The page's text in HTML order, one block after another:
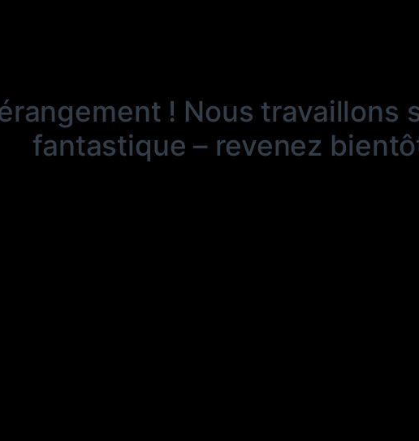
! Nous travaillons
fantastique – revenez